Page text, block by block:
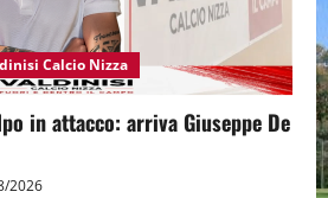
Calcio Nizza
in attacco: arriva Giuseppe De
2026